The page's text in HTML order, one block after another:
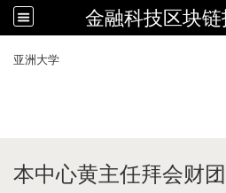
金融科技区块
亚洲大学
本中心黄主任拜会财